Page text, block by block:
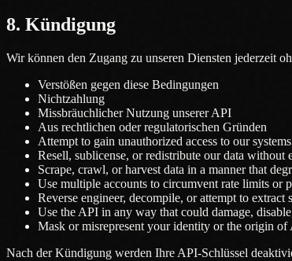
8. Kündigung
Wir können den Zugang zu unseren Diensten jederzeit
Verstößen gegen diese Bedingungen
Nichtzahlung
Missbräuchlicher Nutzung unserer API
Aus rechtlichen oder regulatorischen Gründen
Attempt to gain unauthorized access to our
Resell, sublicense, or redistribute our data
Scrape, crawl, or harvest data in a manner that
Use multiple accounts to circumvent rate limits or
Reverse engineer, decompile, or attempt to
Use the API in any way that could damage,
Mask or misrepresent your identity or the origin of
Nach der Kündigung werden Ihre API-Schlüssel